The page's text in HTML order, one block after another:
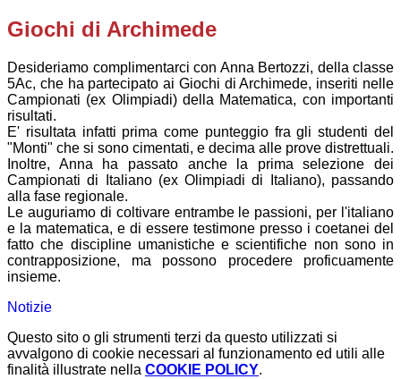
Giochi di Archimede
Desideriamo complimentarci con Anna Bertozzi, della classe
5Ac, che ha partecipato ai Giochi di Archimede, inseriti nelle
Campionati (ex Olimpiadi) della Matematica, con importanti
risultati.
E' risultata infatti prima come punteggio fra gli studenti del
"Monti" che si sono cimentati, e decima alle prove distrettuali.
Inoltre, Anna ha passato anche la prima selezione dei
Campionati di Italiano (ex Olimpiadi di Italiano), passando
alla fase regionale.
Le auguriamo di coltivare entrambe le passioni, per l'italiano
e la matematica, e di essere testimone presso i coetanei del
fatto che discipline umanistiche e scientifiche non sono in
contrapposizione, ma possono procedere proficuamente
insieme.
Notizie
Questo sito o gli strumenti terzi da questo utilizzati si
avvalgono di cookie necessari al funzionamento ed utili alle
finalità illustrate nella COOKIE POLICY.